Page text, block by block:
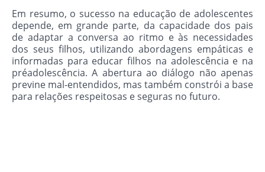
Em resumo, o sucesso na educação de adolescentes
depende, em grande parte, da capacidade dos pais
de adaptar a conversa ao ritmo e às necessidades
dos seus filhos, utilizando abordagens empáticas e
informadas para educar filhos na adolescência e na
préadolescência. A abertura ao diálogo não apenas
previne mal-entendidos, mas também constrói a base
para relações respeitosas e seguras no futuro.